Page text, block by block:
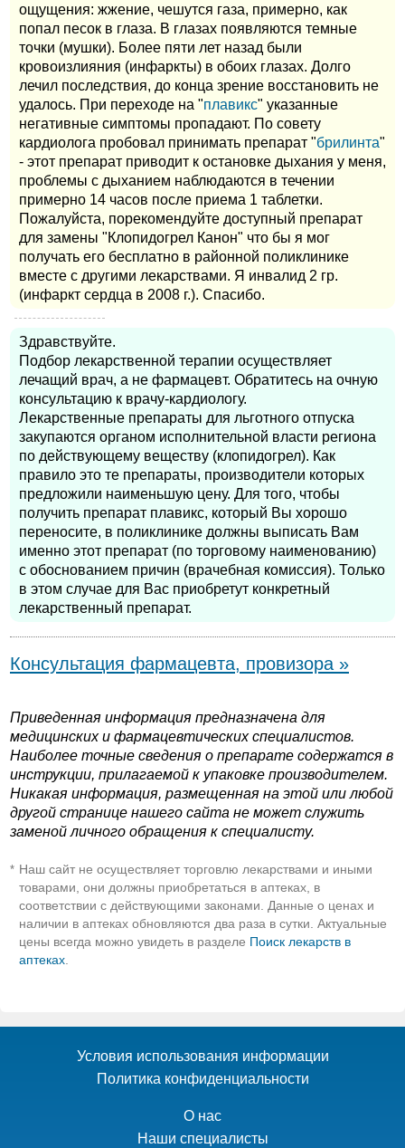
ощущения: жжение, чешутся газа, примерно, как
попал песок в глаза. В глазах появляются темные
точки (мушки). Более пяти лет назад были
кровоизлияния (инфаркты) в обоих глазах. Долго
лечил последствия, до конца зрение восстановить не
удалось. При переходе на "плавикс" указанные
негативные симптомы пропадают. По совету
кардиолога пробовал принимать препарат "брилинта"
- этот препарат приводит к остановке дыхания у меня,
проблемы с дыханием наблюдаются в течении
примерно 14 часов после приема 1 таблетки.
Пожалуйста, порекомендуйте доступный препарат
для замены "Клопидогрел Канон" что бы я мог
получать его бесплатно в районной поликлинике
вместе с другими лекарствами. Я инвалид 2 гр.
(инфаркт сердца в 2008 г.). Спасибо.
Здравствуйте.
Подбор лекарственной терапии осуществляет
лечащий врач, а не фармацевт. Обратитесь на очную
консультацию к врачу-кардиологу.
Лекарственные препараты для льготного отпуска
закупаются органом исполнительной власти региона
по действующему веществу (клопидогрел). Как
правило это те препараты, производители которых
предложили наименьшую цену. Для того, чтобы
получить препарат плавикс, который Вы хорошо
переносите, в поликлинике должны выписать Вам
именно этот препарат (по торговому наименованию)
с обоснованием причин (врачебная комиссия). Только
в этом случае для Вас приобретут конкретный
лекарственный препарат.
Консультация фармацевта, провизора »
Приведенная информация предназначена для
медицинских и фармацевтических специалистов.
Наиболее точные сведения о препарате содержатся в
инструкции, прилагаемой к упаковке производителем.
Никакая информация, размещенная на этой или любой
другой странице нашего сайта не может служить
заменой личного обращения к специалисту.
* Наш сайт не осуществляет торговлю лекарствами и иными
товарами, они должны приобретаться в аптеках, в
соответствии с действующими законами. Данные о ценах и
наличии в аптеках обновляются два раза в сутки. Актуальные
цены всегда можно увидеть в разделе Поиск лекарств в
аптеках.
Условия использования информации
Политика конфиденциальности
О нас
Наши специалисты